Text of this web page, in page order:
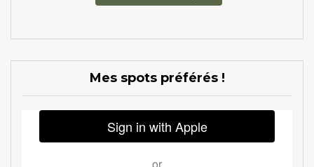
Mes spots préférés !